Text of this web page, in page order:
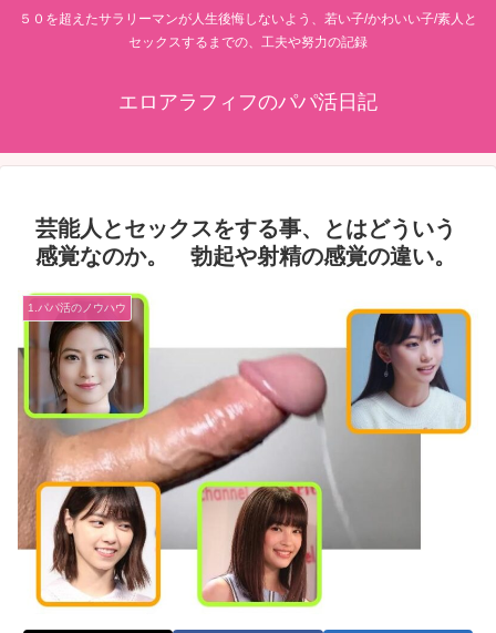
５０を超えたサラリーマンが人生後悔しないよう、若い子/かわいい子/素人と
セックスするまでの、工夫や努力の記録
エロアラフィフのパパ活日記
芸能人とセックスをする事、とはどういう
感覚なのか。 勃起や射精の感覚の違い。
1.パパ活のノウハウ